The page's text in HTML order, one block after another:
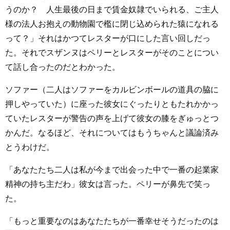
うのか？ 人生最後の日まで賃金奴隷でいられる、ご主人
様の法人お抱えの動物園で檻に閉じ込められた猿になれる
って？」それはかつてレスターが口にした言い回しだっ
た。それでスザンヌはペリーとレスターがそのことについ
て話し合ったのだとわかった。
ソファー（二人はソファーをカルビンボールの道具の脇に
押しやっていた）に座った彼女にぐったりともたれかかっ
ていたレスターが警告の声を上げて彼女の膝をぎゅっとつ
かんだ。なるほど、それについてはもうちゃんと議論済み
とうわけだ。
「あなたたち二人は私が今まで出会った中で一番の起業家
精神の持ち主だわ」彼女は言った。ペリーが鼻先で笑っ
た。
「もっと重要なのはあなたたちが一番幸せそうだったのは